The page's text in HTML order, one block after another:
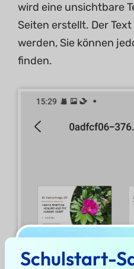
wird eine unsichtbare
Seiten erstellt. Der
werden, Sie können
finden.
Schulstart-